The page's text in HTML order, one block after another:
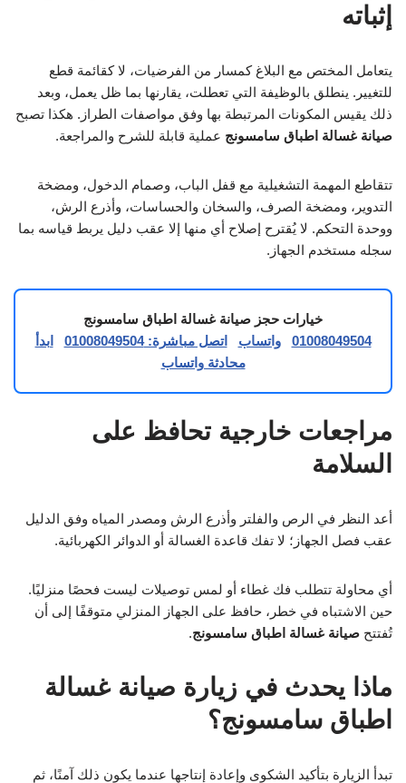
إثباته
يتعامل المختص مع البلاغ كمسار من الفرضيات، لا كقائمة قطع
للتغيير. ينطلق بالوظيفة التي تعطلت، يقارنها بما ظل يعمل، وبعد
ذلك يقيس المكونات المرتبطة بها وفق مواصفات الطراز. هكذا تصبح
صيانة غسالة اطباق سامسونج عملية قابلة للشرح والمراجعة.
تتقاطع المهمة التشغيلية مع قفل الباب، وصمام الدخول، ومضخة
التدوير، ومضخة الصرف، والسخان والحساسات، وأذرع الرش،
ووحدة التحكم. لا يُقترح إصلاح أي منها إلا عقب دليل يربط قياسه بما
سجله مستخدم الجهاز.
خيارات حجز صيانة غسالة اطباق سامسونج
01008049504
واتساب اتصل مباشرة: 01008049504
ابدأ
محادثة واتساب
مراجعات خارجية تحافظ على
السلامة
أعد النظر في الرص والفلتر وأذرع الرش ومصدر المياه وفق الدليل
عقب فصل الجهاز؛ لا تفك قاعدة الغسالة أو الدوائر الكهربائية.
أي محاولة تتطلب فك غطاء أو لمس توصيلات ليست فحصًا منزليًا.
حين الاشتباه في خطر، حافظ على الجهاز المنزلي متوقفًا إلى أن
تُفتتح صيانة غسالة اطباق سامسونج.
ماذا يحدث في زيارة صيانة غسالة
اطباق سامسونج؟
تبدأ الزيارة بتأكيد الشكوى وإعادة إنتاجها عندما يكون ذلك آمنًا، ثم